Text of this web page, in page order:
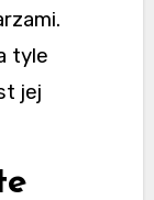
tyle
jej